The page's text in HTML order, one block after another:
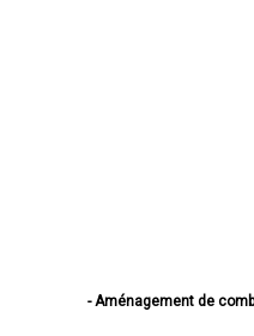
- Aménagement de